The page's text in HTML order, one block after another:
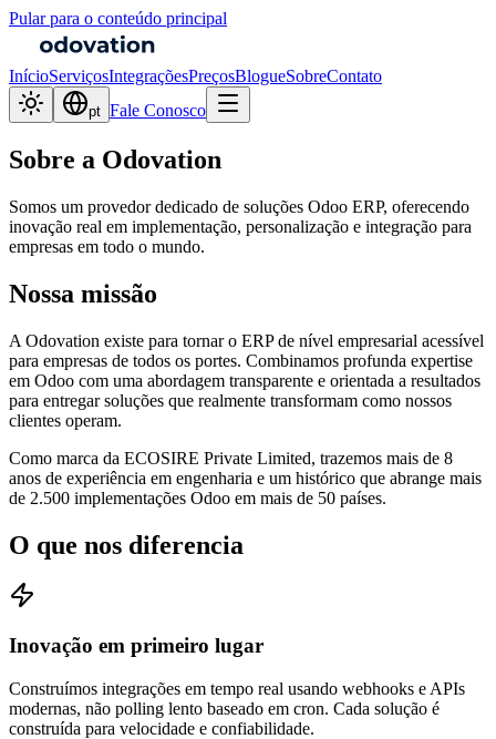
Pular para o conteúdo principal
InícioServiçosIntegraçõesPreçosBlogueSobreContato
pt Fale Conosco
Sobre a Odovation
Somos um provedor dedicado de soluções Odoo ERP, oferecendo
inovação real em implementação, personalização e integração para
empresas em todo o mundo.
Nossa missão
A Odovation existe para tornar o ERP de nível empresarial acessível
para empresas de todos os portes. Combinamos profunda expertise
em Odoo com uma abordagem transparente e orientada a resultados
para entregar soluções que realmente transformam como nossos
clientes operam.
Como marca da ECOSIRE Private Limited, trazemos mais de 8
anos de experiência em engenharia e um histórico que abrange mais
de 2.500 implementações Odoo em mais de 50 países.
O que nos diferencia
Inovação em primeiro lugar
Construímos integrações em tempo real usando webhooks e APIs
modernas, não polling lento baseado em cron. Cada solução é
construída para velocidade e confiabilidade.